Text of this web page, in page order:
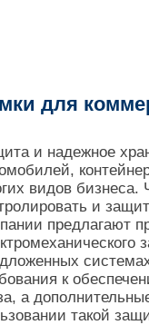
для
и надежное
видов бизнеса.
и
предлагают
к
а
такой